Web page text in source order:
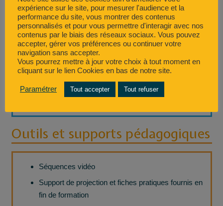
Méthodes pédagogiques
La formatrice alterne majoritairement entre méthodes
interrogatives (découverte des concepts à travers
l’expérience de chacun, le bon sens et l’étude de cas
pratiques), actives (mise en application sur des
exemples et travaux pratiques sur les cas particuliers
Outils et supports pédagogiques
Séquences vidéo
Support de projection et fiches pratiques fournis en
fin de formation
expérience sur le site, pour mesurer l'audience et la
performance du site, vous montrer des contenus
personnalisés et pour vous permettre d'interagir avec nos
contenus par le biais des réseaux sociaux. Vous pouvez
accepter, gérer vos préférences ou continuer votre
navigation sans accepter.
Vous pourrez mettre à jour votre choix à tout moment en
cliquant sur le lien Cookies en bas de notre site.
Paramétrer Tout accepter Tout refuser